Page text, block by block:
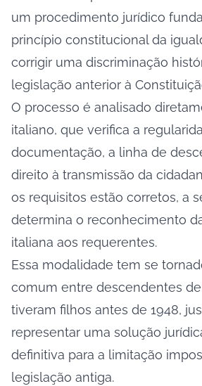
um procedimento jurídico
princípio constitucional da
corrigir uma discriminação
legislação anterior à
O processo é analisado
italiano, que verifica a
documentação, a linha de
direito à transmissão da
os requisitos estão corretos, a
determina o reconhecimento
italiana aos requerentes.
Essa modalidade tem se
comum entre descendentes
tiveram filhos antes de 1948,
representar uma solução
definitiva para a limitação
legislação antiga.